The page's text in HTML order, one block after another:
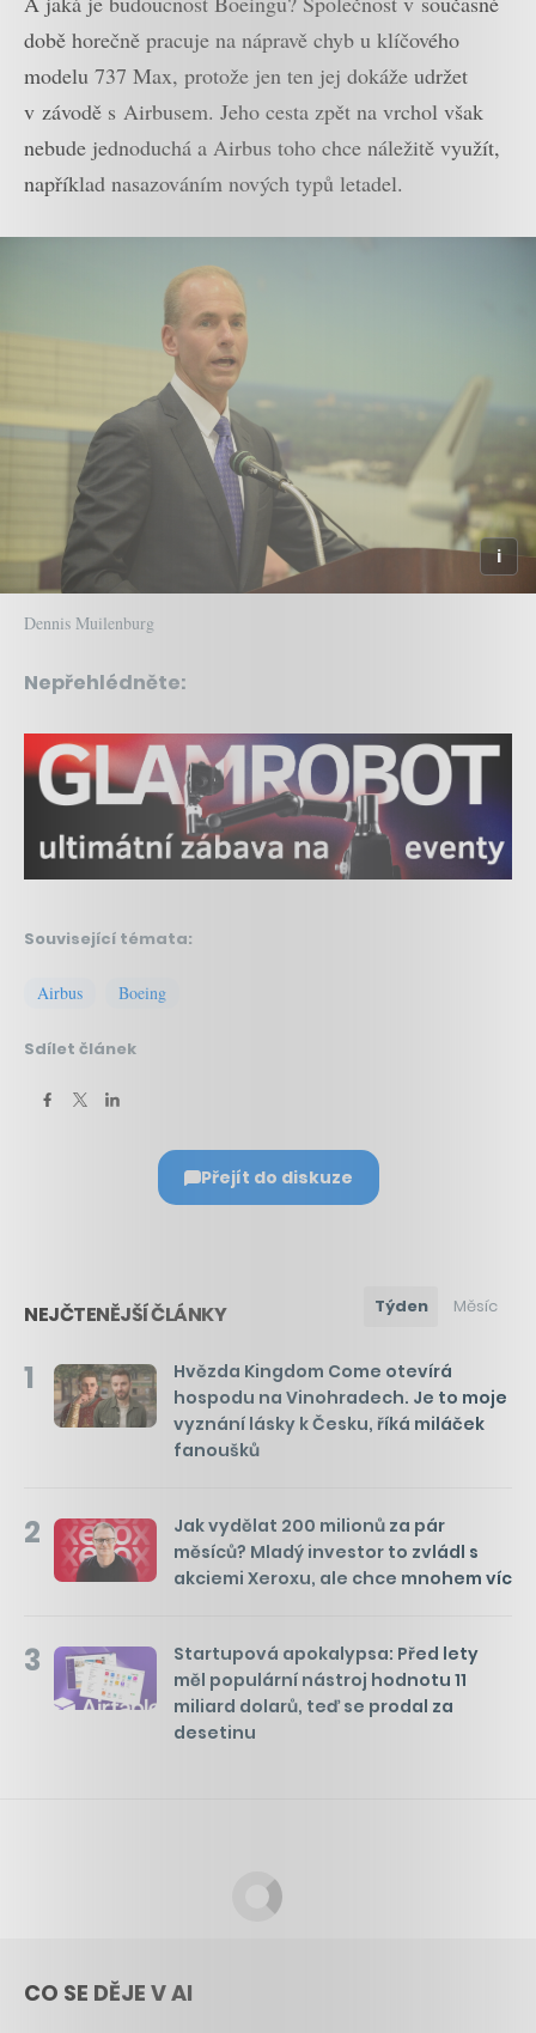
době horečně pracuje na nápravě chyb u klíčového
modelu 737 Max, protože jen ten jej dokáže udržet
v závodě s Airbusem. Jeho cesta zpět na vrchol však
nebude jednoduchá a Airbus toho chce náležitě využít,
například nasazováním nových typů letadel.
Dennis Muilenburg
Nepřehlédněte:
Související témata:
Airbus Boeing
Sdílet článek
Přejít do diskuze
NEJČTENĚJŠÍ ČLÁNKY Týden Měsíc
1
Hvězda Kingdom Come otevírá
hospodu na Vinohradech. Je to moje
vyznání lásky k Česku, říká miláček
fanoušků
2
Jak vydělat 200 milionů za pár
měsíců? Mladý investor to zvládl s
akciemi Xeroxu, ale chce mnohem víc
3
Startupová apokalypsa: Před lety
měl populární nástroj hodnotu 11
miliard dolarů, teď se prodal za
desetinu
CO SE DĚJE V AI